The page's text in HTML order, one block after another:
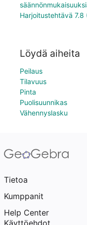
Harjoitustehtävä 7.8
Löydä aiheita
Peilaus
Tilavuus
Pinta
Puolisuunnikas
Vähennyslasku
Tietoa
Kumppanit
Help Center
Käyttöehdot